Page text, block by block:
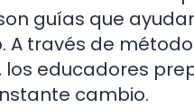
guías que
A través de
los educadores
cambio.